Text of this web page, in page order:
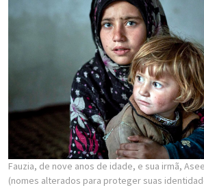
Fauzia, de nove anos de idade, e sua irmã,
(nomes alterados para proteger suas